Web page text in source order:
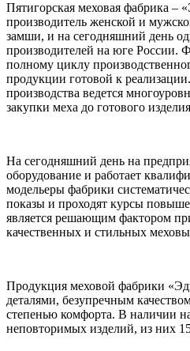
Пятигорская меховая фабрика –
производитель женской и
замши, и на сегодняшний день
производителей на юге России.
полному циклу
продукции готовой к
производства ведется
закупки меха до готового
На сегодняшний день на
оборудование и работает
модельеры фабрики
показы и проходят курсы
является решающим фактором
качественных и стильных
Продукция меховой фабрики
деталями, безупречным
степенью комфорта. В наличии
неповторимых изделий, из них